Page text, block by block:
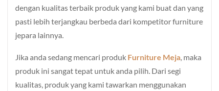
dengan kualitas terbaik produk yang kami buat dan yang
pasti lebih terjangkau berbeda dari kompetitor furniture
jepara lainnya.
Jika anda sedang mencari produk Furniture Meja , maka
produk ini sangat tepat untuk anda pilih. Dari segi
kualitas, produk yang kami tawarkan menggunakan